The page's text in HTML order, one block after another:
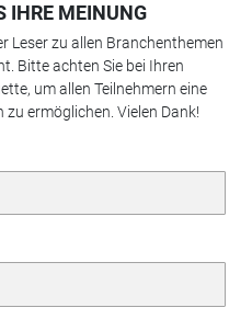
IHRE MEINUNG
Leser zu allen Branchenthemen
Bitte achten Sie bei Ihren
um allen Teilnehmern eine
ermöglichen. Vielen Dank!